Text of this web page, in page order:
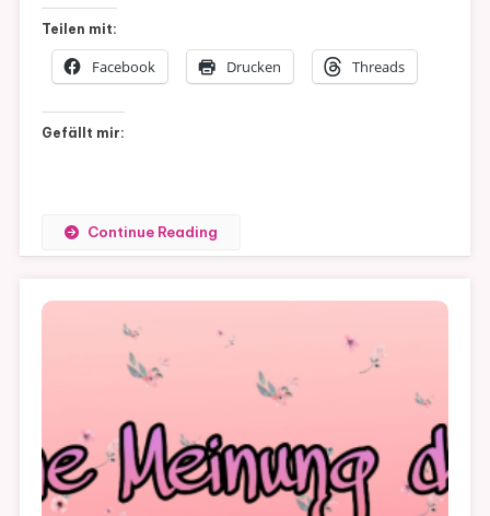
Teilen mit:
Facebook Drucken Threads
Gefällt mir:
Continue Reading